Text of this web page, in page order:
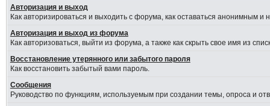
Авторизация и выход
Как авторизироваться и выходить с форума, как оставаться анонимным
Авторизация и выход из форума
Как авторизоваться, выйти из форума, а также как скрыть свое имя из
Восстановление утерянного или забытого пароля
Как восстановить забытый вами пароль.
Сообщения
Руководство по функциям, используемым при создании темы, опроса и